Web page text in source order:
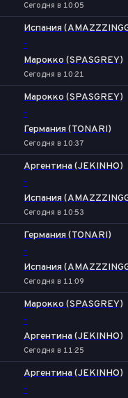
Сегодня в 10:05
Испания
-
Марокко (SPASGREY)
Сегодня в 10:21
Марокко (SPASGREY)
-
Германия (TONARI)
Сегодня в 10:37
Аргентина (JEKINHO)
-
Испания
Сегодня в 10:53
Германия (TONARI)
-
Испания
Сегодня в 11:09
Марокко (SPASGREY)
-
Аргентина (JEKINHO)
Сегодня в 11:25
Аргентина (JEKINHO)
-